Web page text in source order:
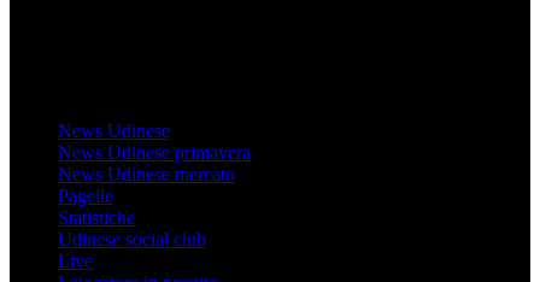
News Udinese
News Udinese primavera
News Udinese mercato
Pagelle
Statistiche
Udinese social club
Live